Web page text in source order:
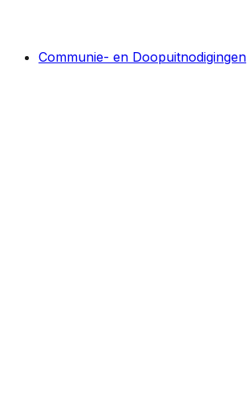
Communie- en Doopuitnodigingen